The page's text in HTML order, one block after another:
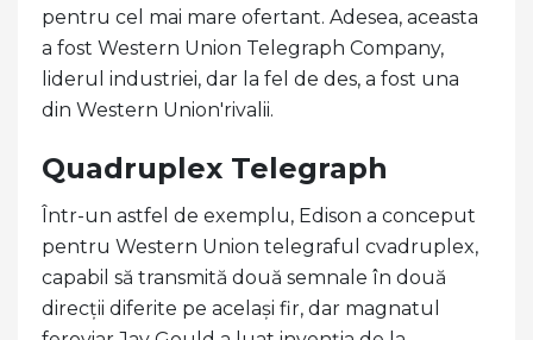
pentru cel mai mare ofertant. Adesea, aceasta
a fost Western Union Telegraph Company,
liderul industriei, dar la fel de des, a fost una
din Western Union'rivalii.
Quadruplex Telegraph
Într-un astfel de exemplu, Edison a conceput
pentru Western Union telegraful cvadruplex,
capabil să transmită două semnale în două
direcții diferite pe același fir, dar magnatul